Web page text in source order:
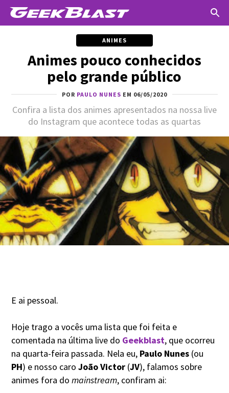
ANIMES
Animes pouco conhecidos
pelo grande público
POR PAULO NUNES EM 06/05/2020
Confira a lista dos animes apresentados na nossa live
do Instagram que acontece todas as quartas
E ai pessoal.
Hoje trago a vocês uma lista que foi feita e
comentada na última live do Geekblast, que ocorreu
na quarta-feira passada. Nela eu, Paulo Nunes (ou
PH) e nosso caroJoão Victor (JV), falamos sobre
animes fora domainstream, confiram ai: